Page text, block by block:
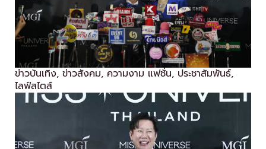
ข่าวบันเทิง, ข่าวสังคม, ความงาม แฟชั่น, ประชาสัมพันธ์,
ไลฟ์สไตส์